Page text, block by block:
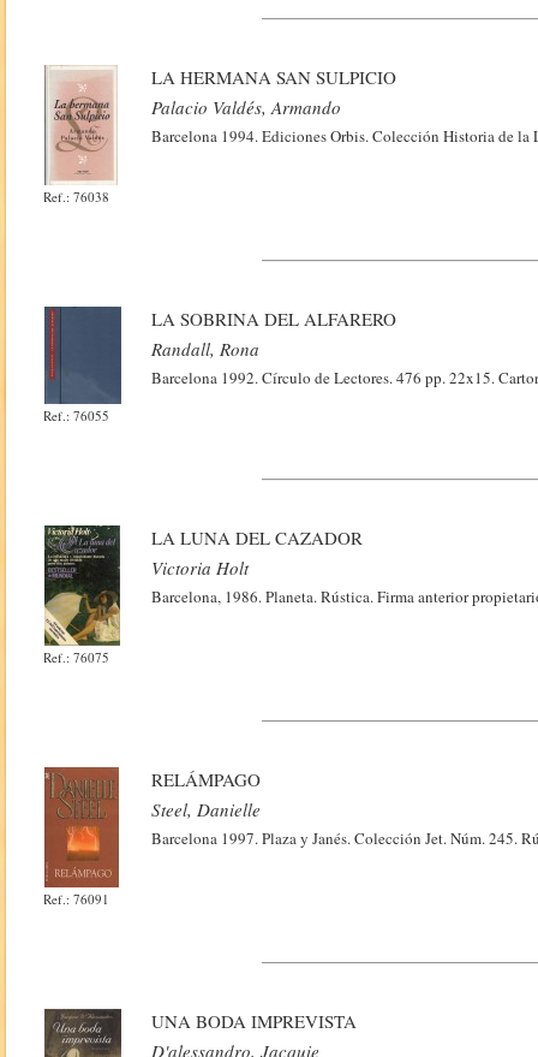
Ref.: 76038
LA HERMANA SAN SULPICIO
Palacio Valdés, Armando
Barcelona 1994. Ediciones Orbis. Colección Historia de
Ref.: 76055
LA SOBRINA DEL ALFARERO
Randall, Rona
Barcelona 1992. Círculo de Lectores. 476 pp. 22x15.
Ref.: 76075
LA LUNA DEL CAZADOR
Victoria Holt
Barcelona, 1986. Planeta. Rústica. Firma anterior
Ref.: 76091
RELÁMPAGO
Steel, Danielle
Barcelona 1997. Plaza y Janés. Colección Jet. Núm. 245.
UNA BODA IMPREVISTA
D'alessandro, Jacquie